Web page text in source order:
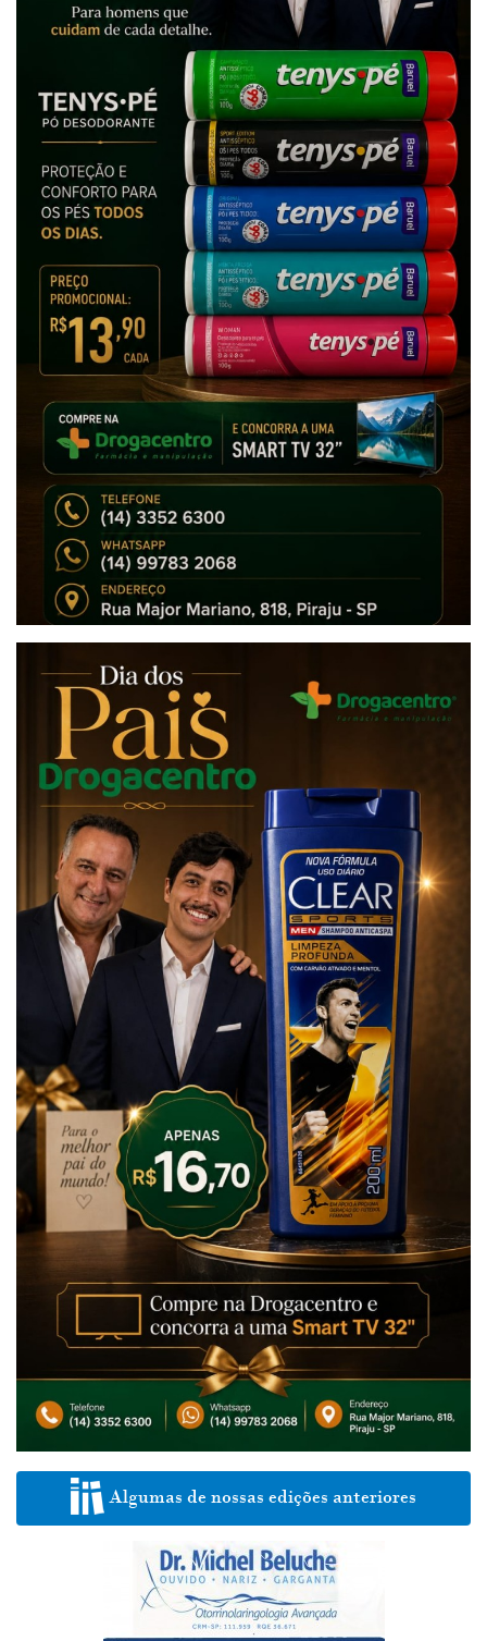
Algumas de nossas edições anteriores